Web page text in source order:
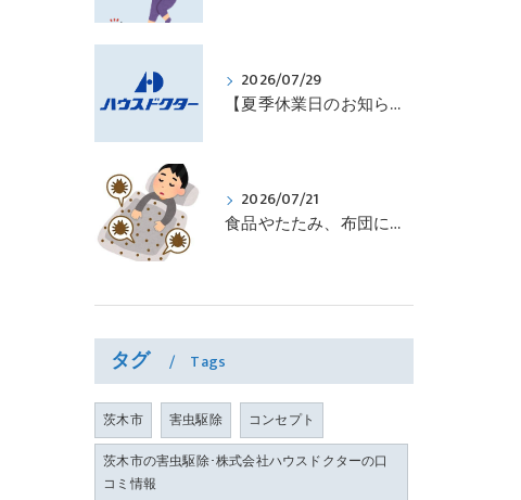
2026/07/29
【夏季休業日のお知らせ】
2026/07/21
食品やたたみ、布団にダニが発生しやすい時期です ｜株式会社ハウスドクター
タグ Tags
茨木市 害虫駆除
コンセプト
茨木市の害虫駆除･株式会社ハウスドクターの口
コミ情報